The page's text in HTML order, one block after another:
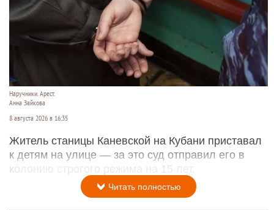
Наручники. Арест.
Анна Зайкова
8 августа 2026 в 16:35
Житель станицы Каневской на Кубани приставал
к детям на улице — за это суд отправил его в
колонию строгого режима на 15 лет.
Читать полностью